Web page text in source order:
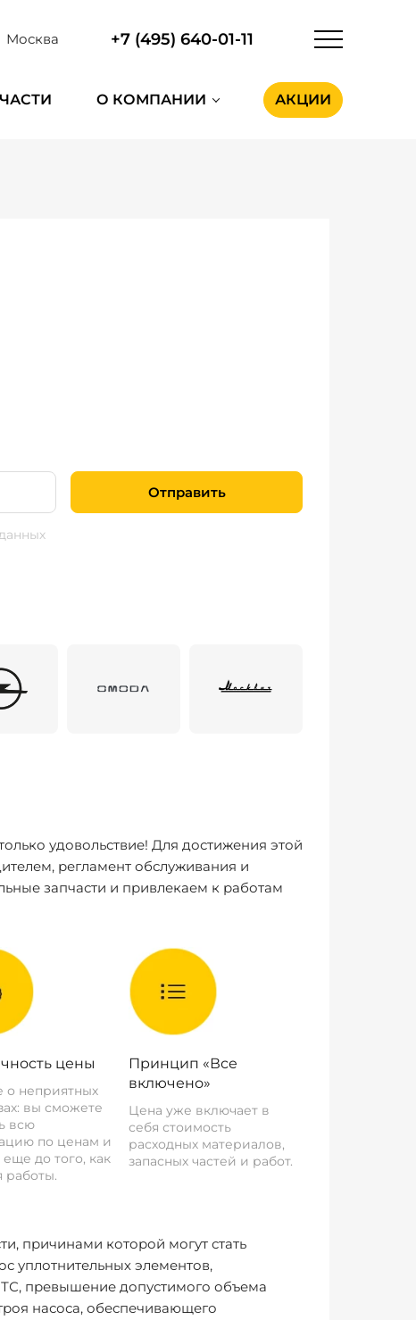
Москва +7 (495) 640-01-11
О КОМПАНИИ АКЦИИ
Отправить
удовольствие! Для достижения этой
регламент обслуживания и
запчасти и привлекаем к работам
цены
о неприятных
вы сможете
всю
по ценам и
до того, как
работы.
Принцип «Все
включено»
Цена уже включает в
себя стоимость
расходных материалов,
запасных частей и работ.
причинами которой могут стать
уплотнительных элементов,
превышение допустимого объема
насоса, обеспечивающего